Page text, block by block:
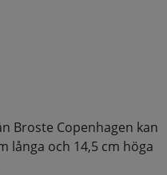
Broste Copenhagen kan
långa och 14,5 cm höga